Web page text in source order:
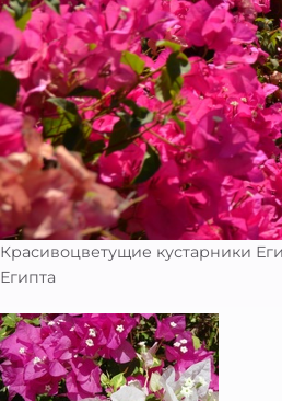
Красивоцветущие кустарники
Египта